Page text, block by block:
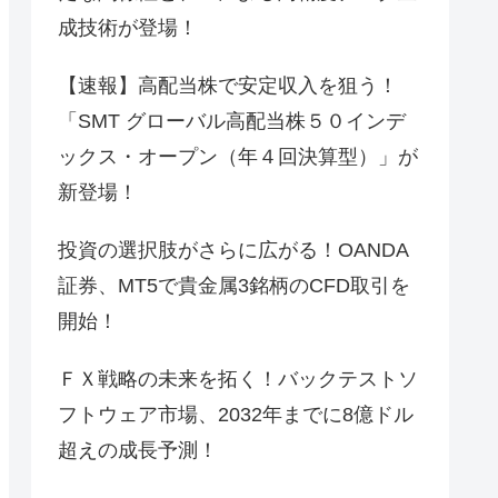
成技術が登場！
【速報】高配当株で安定収入を狙う！
「SMT グローバル高配当株５０インデ
ックス・オープン（年４回決算型）」が
新登場！
投資の選択肢がさらに広がる！OANDA
証券、MT5で貴金属3銘柄のCFD取引を
開始！
ＦＸ戦略の未来を拓く！バックテストソ
フトウェア市場、2032年までに8億ドル
超えの成長予測！